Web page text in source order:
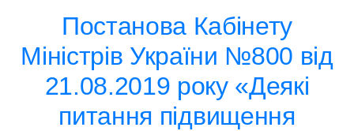
Постанова Кабінету
Міністрів України №800 від
21.08.2019 року «Деякі
питання підвищення